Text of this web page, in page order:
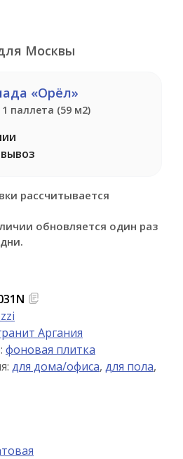
Москвы
«Орёл»
паллета (59 м2)
рассчитывается
обновляется один раз
Аргания
фоновая плитка
для дома/офиса, для пола,